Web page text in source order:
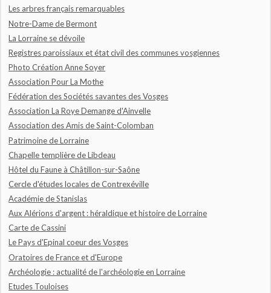
Les arbres français remarquables
Notre-Dame de Bermont
La Lorraine se dévoile
Registres paroissiaux et état civil des communes vosgiennes
Photo Création Anne Soyer
Association Pour La Mothe
Fédération des Sociétés savantes des Vosges
Association La Roye Demange d'Ainvelle
Association des Amis de Saint-Colomban
Patrimoine de Lorraine
Chapelle templière de Libdeau
Hôtel du Faune à Châtillon-sur-Saône
Cercle d'études locales de Contrexéville
Académie de Stanislas
Aux Alérions d'argent : héraldique et histoire de Lorraine
Carte de Cassini
Le Pays d'Epinal coeur des Vosges
Oratoires de France et d'Europe
Archéologie : actualité de l'archéologie en Lorraine
Etudes Touloises